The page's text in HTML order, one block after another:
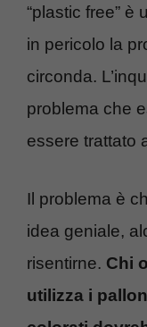
“plastic free” è
in pericolo la
circonda.
problema che
essere trattato
Il problema è
idea geniale,
risentirne. Chi
utilizza i